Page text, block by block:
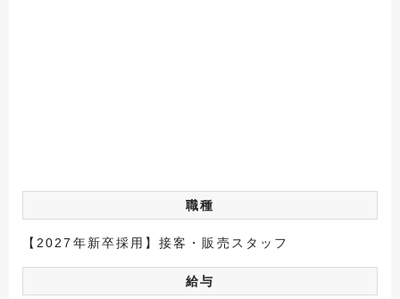
職種
【2027年新卒採用】接客・販売スタッフ
給与